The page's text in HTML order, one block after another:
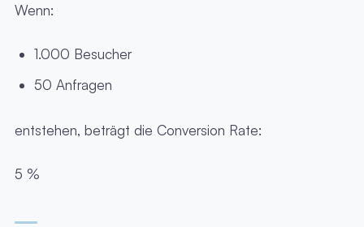
Wenn:
1.000 Besucher
50 Anfragen
entstehen, beträgt die Conversion Rate:
5 %